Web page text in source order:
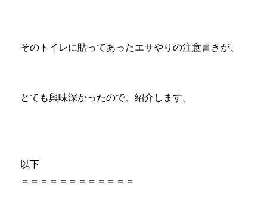
そのトイレに貼ってあったエサやりの注意書きが、
とても興味深かったので、紹介します。
以下
＝＝＝＝＝＝＝＝＝＝＝＝